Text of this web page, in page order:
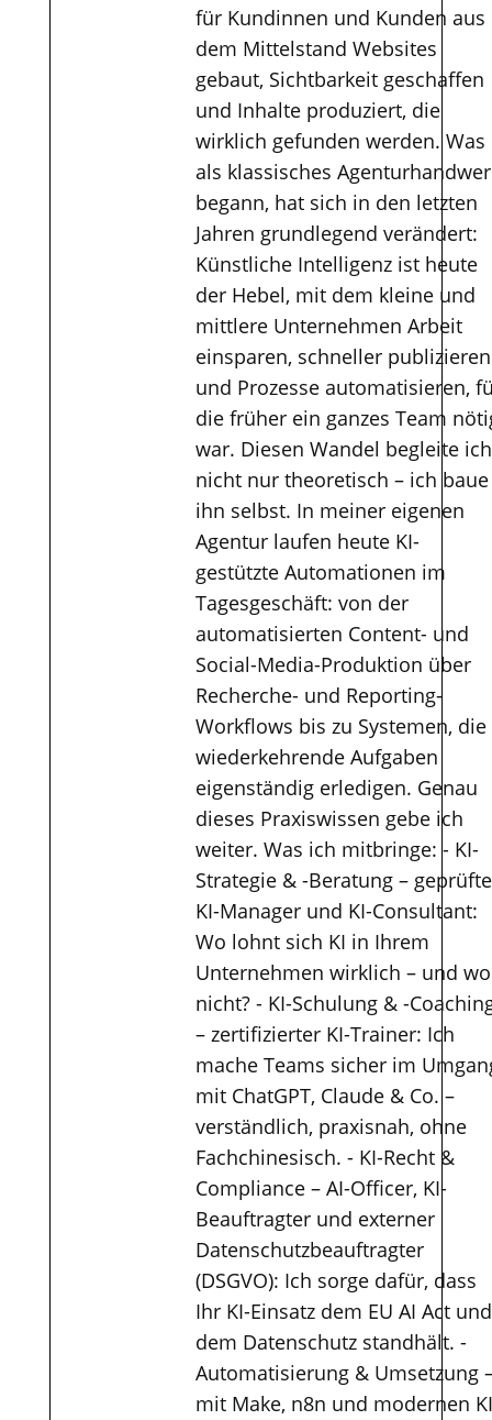
für Kundinnen und Kunden aus
dem Mittelstand Websites
gebaut, Sichtbarkeit geschaffen
und Inhalte produziert, die
wirklich gefunden werden. Was
als klassisches
begann, hat sich in den letzten
Jahren grundlegend verändert:
Künstliche Intelligenz ist heute
der Hebel, mit dem kleine und
mittlere Unternehmen Arbeit
einsparen, schneller publizieren
und Prozesse automatisieren,
die früher ein ganzes Team
war. Diesen Wandel begleite ich
nicht nur theoretisch – ich baue
ihn selbst. In meiner eigenen
Agentur laufen heute KI-
gestützte Automationen im
Tagesgeschäft: von der
automatisierten Content- und
Social-Media-Produktion über
Recherche- und Reporting-
Workflows bis zu Systemen, die
wiederkehrende Aufgaben
eigenständig erledigen. Genau
dieses Praxiswissen gebe ich
weiter. Was ich mitbringe: - KI-
Strategie & -Beratung –
KI-Manager und KI-Consultant:
Wo lohnt sich KI in Ihrem
Unternehmen wirklich – und wo
nicht? - KI-Schulung & -
– zertifizierter KI-Trainer: Ich
mache Teams sicher im
mit ChatGPT, Claude & Co. –
verständlich, praxisnah, ohne
Fachchinesisch. - KI-Recht &
Compliance – AI-Officer, KI-
Beauftragter und externer
Datenschutzbeauftragter
(DSGVO): Ich sorge dafür, dass
Ihr KI-Einsatz dem EU AI Act und
dem Datenschutz standhält. -
Automatisierung & Umsetzung
mit Make, n8n und modernen